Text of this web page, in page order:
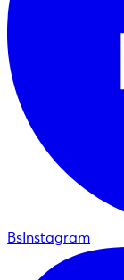
BsInstagram